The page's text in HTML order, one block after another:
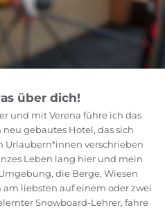
über dich!
und mit Verena führe ich das
neu gebautes Hotel, das sich
Urlaubern*innen verschrieben
Leben lang hier und mein
die Berge, Wiesen
liebsten auf einem oder zwei
Snowboard-Lehrer, fahre